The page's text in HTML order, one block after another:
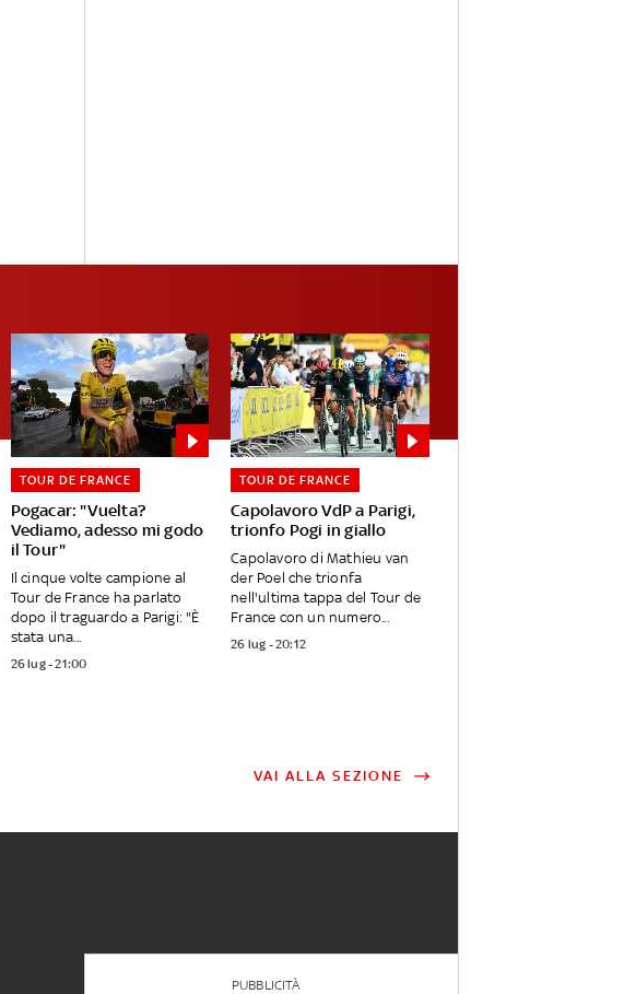
Pogacar: "Vuelta?
Vediamo, adesso mi godo
il Tour"
TOUR DE FRANCE
Il cinque volte campione al
Tour de France ha parlato
dopo il traguardo a Parigi: "È
stata una...
26 lug - 21:00
Capolavoro VdP a Parigi,
trionfo Pogi in giallo
TOUR DE FRANCE
Capolavoro di Mathieu van
der Poel che trionfa
nell'ultima tappa del Tour de
France con un numero...
26 lug - 20:12
VAI ALLA SEZIONE
PUBBLICITÀ